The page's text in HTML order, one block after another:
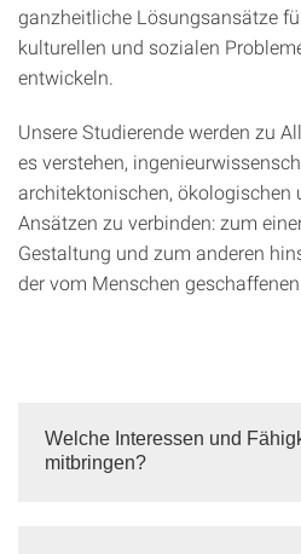
ganzheitliche Lösungsansätze
kulturellen und sozialen
entwickeln.
Unsere Studierende werden zu
es verstehen,
architektonischen, ökologischen
Ansätzen zu verbinden: zum
Gestaltung und zum anderen
der vom Menschen
Welche Interessen und
mitbringen?